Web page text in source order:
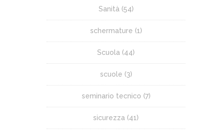
Sanità (54)
schermature (1)
Scuola (44)
scuole (3)
seminario tecnico (7)
sicurezza (41)